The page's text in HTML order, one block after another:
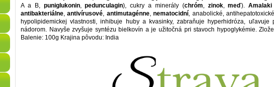
A a B, puniglukonin,pedunculagin), cukry a minerály (chróm, zinok,meď).Amalaki
antibakteriálne,antivírusové, antimutagénne,nematocidní, anabolické,
hypolipidemickej vlastnosti, inhibuje huby a kvasinky, zabraňuje hyperhidróza,
nádorom. Navyše zvyšuje syntézu bielkovín a je užitočná pri stavoch hypoglykémie.
Balenie: 100g Krajina pôvodu: India